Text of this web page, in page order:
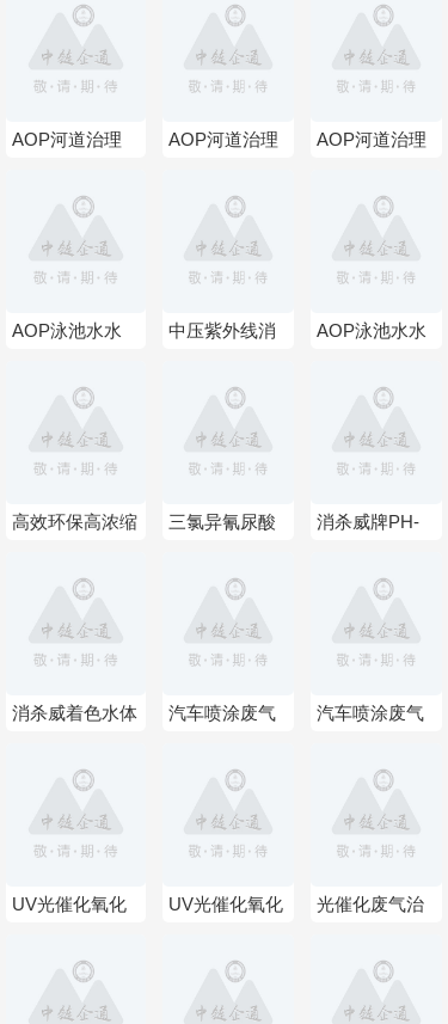
AOP河道治理
AOP河道治理
AOP河道治理
AOP泳池水水
中压紫外线消
AOP泳池水水
高效环保高浓缩
水絮凝剂 高浓
缩游泳池澄清剂
三氯异氰尿酸
菌 氯粉/氯粒/
氯片
消杀威牌PH-
消杀威着色水体
汽车喷涂废气
汽车喷涂废气
UV光催化氧化
UV光催化氧化
光催化废气治